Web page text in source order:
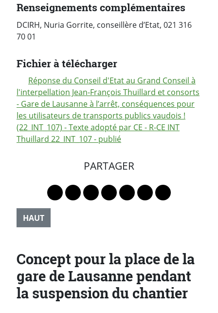
Renseignements complémentaires
DCIRH, Nuria Gorrite, conseillère d’Etat, 021 316
70 01
Fichier à télécharger
Réponse du Conseil d'Etat au Grand Conseil à
l'interpellation Jean-François Thuillard et consorts
- Gare de Lausanne à l’arrêt, conséquences pour
les utilisateurs de transports publics vaudois !
(22_INT_107) - Texte adopté par CE - R-CE INT
Thuillard 22_INT_107 - publié
PARTAGER
Lien vers le profil Mastodon
Lien vers le profil Bluesky
Lien vers le profil Instagram
Lien vers le profil Linkedin
Lien vers le profil
Lien vers le profil
Partager par
HAUT
Concept pour la place de la
gare de Lausanne pendant
la suspension du chantier